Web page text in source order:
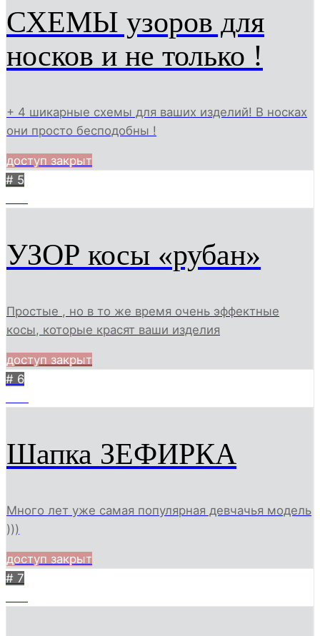
СХЕМЫ узоров для
носков и не только !
+ 4 шикарные схемы для ваших изделий! В носках
они просто бесподобны !
доступ закрыт
# 5
УЗОР косы «рубан»
Простые , но в то же время очень эффектные
косы, которые красят ваши изделия
доступ закрыт
# 6
Шапка ЗЕФИРКА
Много лет уже самая популярная девчачья модель
)))
доступ закрыт
# 7